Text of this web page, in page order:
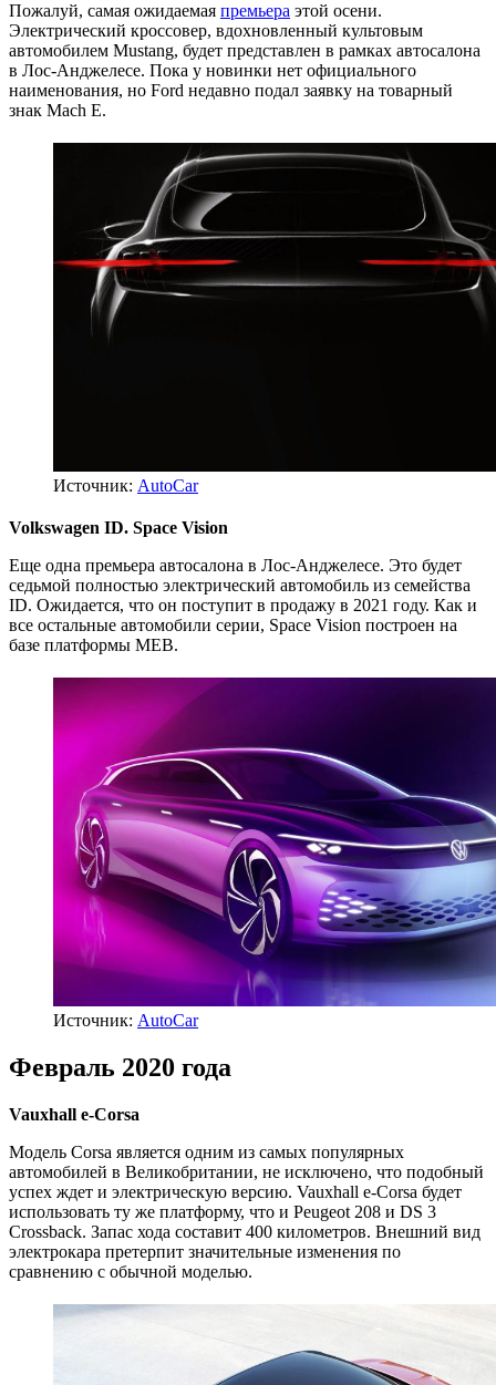
Пожалуй, самая ожидаемая премьера этой осени.
Электрический кроссовер, вдохновленный культовым
автомобилем Mustang, будет представлен в рамках автосалона
в Лос-Анджелесе. Пока у новинки нет официального
наименования, но Ford недавно подал заявку на товарный
знак Mach E.
Источник: AutoCar
Volkswagen ID. Space Vision
Еще одна премьера автосалона в Лос-Анджелесе. Это будет
седьмой полностью электрический автомобиль из семейства
ID. Ожидается, что он поступит в продажу в 2021 году. Как и
все остальные автомобили серии, Space Vision построен на
базе платформы MEB.
Источник: AutoCar
Февраль 2020 года
Vauxhall e-Corsa
Модель Corsa является одним из самых популярных
автомобилей в Великобритании, не исключено, что подобный
успех ждет и электрическую версию. Vauxhall e-Corsa будет
использовать ту же платформу, что и Peugeot 208 и DS 3
Crossback. Запас хода составит 400 километров. Внешний вид
электрокара претерпит значительные изменения по
сравнению с обычной моделью.